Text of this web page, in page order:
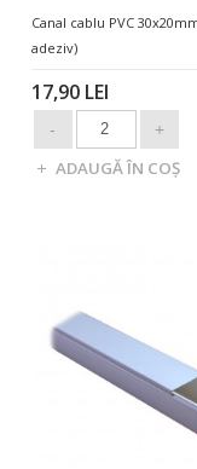
Canal cablu PVC
adeziv)
17,90 LEI